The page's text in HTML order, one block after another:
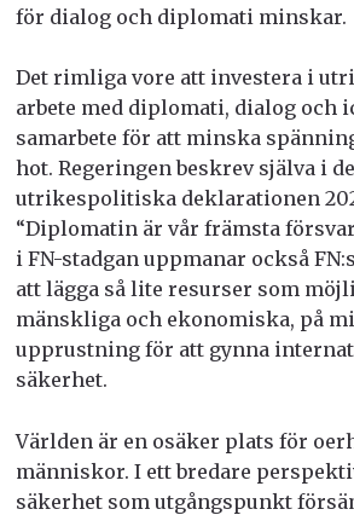
för dialog och diplomati minskar.
Det rimliga vore att investera i
arbete med diplomati, dialog och
samarbete för att minska
hot. Regeringen beskrev själva i
utrikespolitiska deklarationen
“Diplomatin är vår främsta
i FN-stadgan uppmanar också
att lägga så lite resurser som
mänskliga och ekonomiska, på
upprustning för att gynna
säkerhet.
Världen är en osäker plats för
människor. I ett bredare
säkerhet som utgångspunkt